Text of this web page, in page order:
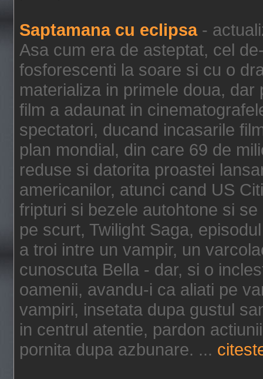
Saptamana cu eclipsa-
Asa cum era de asteptat, cel
fosforescenti la soare si cu o
materializa in primele doua,
film a adaunat in
spectatori, ducand incasarile
plan mondial, din care 69 de
reduse si datorita proastei
americanilor, atunci cand US
fripturi si bezele autohtone si
pe scurt, Twilight Saga,
a troi intre un vampir, un
cunoscuta Bella - dar, si o
oamenii, avandu-i ca aliati pe
vampiri, insetata dupa gustul
in centrul atentie, pardon
pornita dupa azbunare. ...